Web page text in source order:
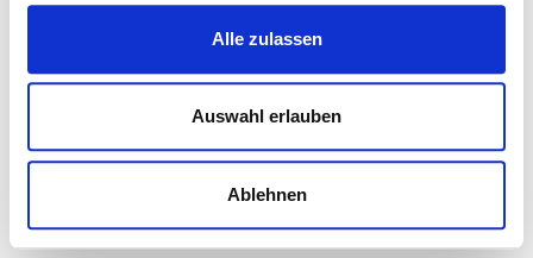
Alle zulassen
Auswahl erlauben
Ablehnen